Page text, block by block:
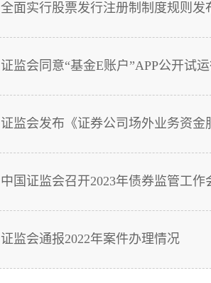
全面实行股票发行注册制制度规则发
证监会同意“基金E账户”APP公开试
证监会发布《证券公司场外业务资
中国证监会召开2023年债券监管工作
证监会通报2022年案件办理情况